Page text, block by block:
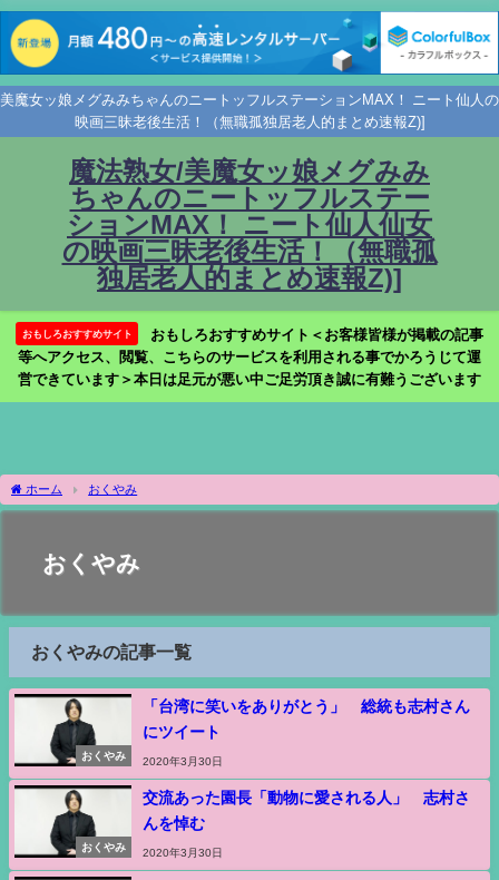
美魔女ッ娘メグみみちゃんのニートッフルステーションMAX！ ニート仙人の
映画三昧老後生活！（無職孤独居老人的まとめ速報Z)]
魔法熟女/美魔女ッ娘メグみみ
ちゃんのニートッフルステー
ションMAX！ ニート仙人仙女
の映画三昧老後生活！（無職孤
独居老人的まとめ速報Z)]
おもしろおすすめサイト
おもしろおすすめサイト＜お客様皆様が掲載の記事
等へアクセス、閲覧、こちらのサービスを利用される事でかろうじて運
営できています＞本日は足元が悪い中ご足労頂き誠に有難うございます
ホーム おくやみ
おくやみ
おくやみの記事一覧
おくやみ
「台湾に笑いをありがとう」 総統も志村さん
にツイート
2020年3月30日
おくやみ
交流あった園長「動物に愛される人」 志村さ
んを悼む
2020年3月30日